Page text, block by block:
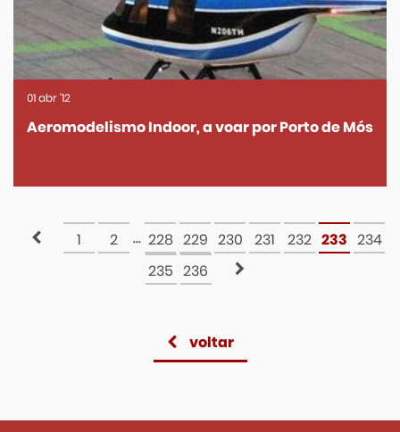
Aeromodelismo Indoor, a voar por Porto de Mós
01abr'12
1 2 ... 228 229 230 231 232 233 234
235 236
voltar